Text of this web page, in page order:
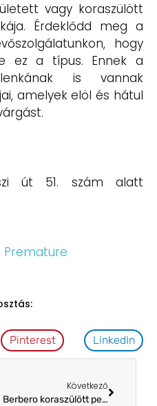
vagy koraszülött
Érdeklődd meg a
hogy
ez a típus. Ennek a
is vannak
amelyek elöl és hátul
út 51. szám alatt
Premature
Pinterest LinkedIn
Következő
Berbero koraszülött pelenka